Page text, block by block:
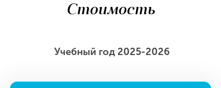
Стоимость
Учебный год 2025-2026